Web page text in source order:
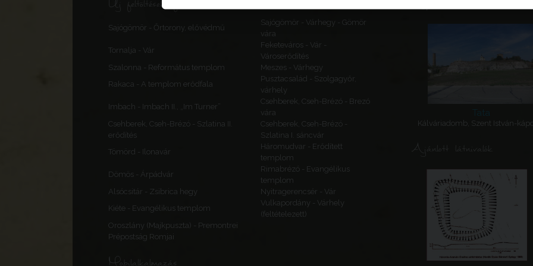
Új feltöltések, frissítések
Sajógömör - Őrtorony, elővédmű
Sajógömör - Várhegy - Gömör
vára
Tornalja - Vár
Feketeváros - Vár -
Városerődítés
Szalonna - Református templom
Meszes - Várhegy
Rakaca - A templom erődfala
Pusztacsalád - Szolgagyőr,
várhely
Imbach - Imbach II., „Im Turner”
Csehberek, Cseh-Brézó - Brezó
vára
Csehberek, Cseh-Brézó - Szlatina II.
erődítés
Csehberek, Cseh-Brézó -
Szlatina I. sáncvár
Tömörd - Ilonavár
Háromudvar - Erődített
templom
Dömös - Árpádvár
Rimabrézó - Evangélikus
templom
Alsócsitár - Zsibrica hegy
Nyitragerencsér - Vár
Kiéte - Evangélikus templom
Vulkapordány - Várhely
(feltételezett)
Oroszlány (Majkpuszta) - Premontrei
Prépostság Romjai
Mobilalkalmazás
Tata
Kálváriadomb, Szent István-
Ajánlott látnivalók